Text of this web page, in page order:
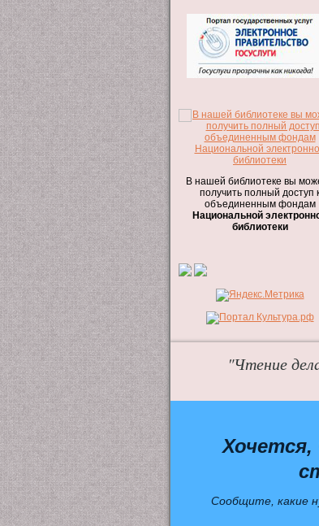
В нашей библиотеке вы
получить полный доступ
объединенным фондам
Национальной
библиотеки
"Чтение
Сообщите, какие